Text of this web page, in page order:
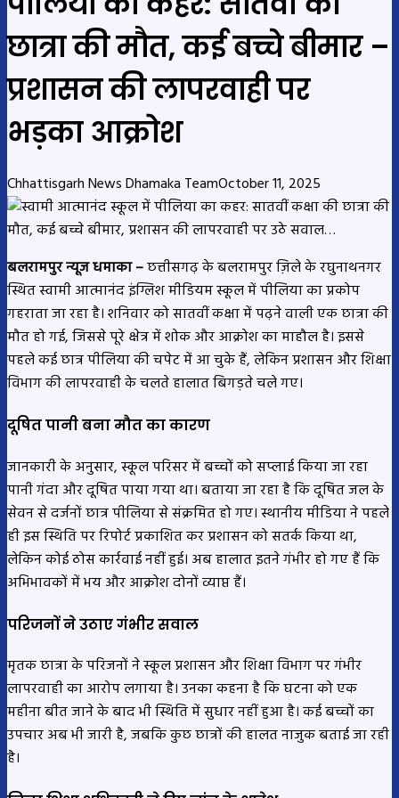
छात्रा की मौत, कई बच्चे बीमार –
प्रशासन की लापरवाही पर
भड़का आक्रोश
Chhattisgarh News Dhamaka TeamOctober 11, 2025
बलरामपुर न्यूज धमाका –छत्तीसगढ़ के बलरामपुर ज़िले के रघुनाथनगर
स्थित स्वामी आत्मानंद इंग्लिश मीडियम स्कूल में पीलिया का प्रकोप
गहराता जा रहा है। शनिवार को सातवीं कक्षा में पढ़ने वाली एक छात्रा की
मौत हो गई, जिससे पूरे क्षेत्र में शोक और आक्रोश का माहौल है। इससे
पहले कई छात्र पीलिया की चपेट में आ चुके हैं, लेकिन प्रशासन और शिक्षा
विभाग की लापरवाही के चलते हालात बिगड़ते चले गए।
दूषित पानी बना मौत का कारण
जानकारी के अनुसार, स्कूल परिसर में बच्चों को सप्लाई किया जा रहा
पानी गंदा और दूषित पाया गया था। बताया जा रहा है कि दूषित जल के
सेवन से दर्जनों छात्र पीलिया से संक्रमित हो गए। स्थानीय मीडिया ने पहले
ही इस स्थिति पर रिपोर्ट प्रकाशित कर प्रशासन को सतर्क किया था,
लेकिन कोई ठोस कार्रवाई नहीं हुई। अब हालात इतने गंभीर हो गए हैं कि
अभिभावकों में भय और आक्रोश दोनों व्याप्त हैं।
परिजनों ने उठाए गंभीर सवाल
मृतक छात्रा के परिजनों ने स्कूल प्रशासन और शिक्षा विभाग पर गंभीर
लापरवाही का आरोप लगाया है। उनका कहना है कि घटना को एक
महीना बीत जाने के बाद भी स्थिति में सुधार नहीं हुआ है। कई बच्चों का
उपचार अब भी जारी है, जबकि कुछ छात्रों की हालत नाजुक बताई जा रही
है।